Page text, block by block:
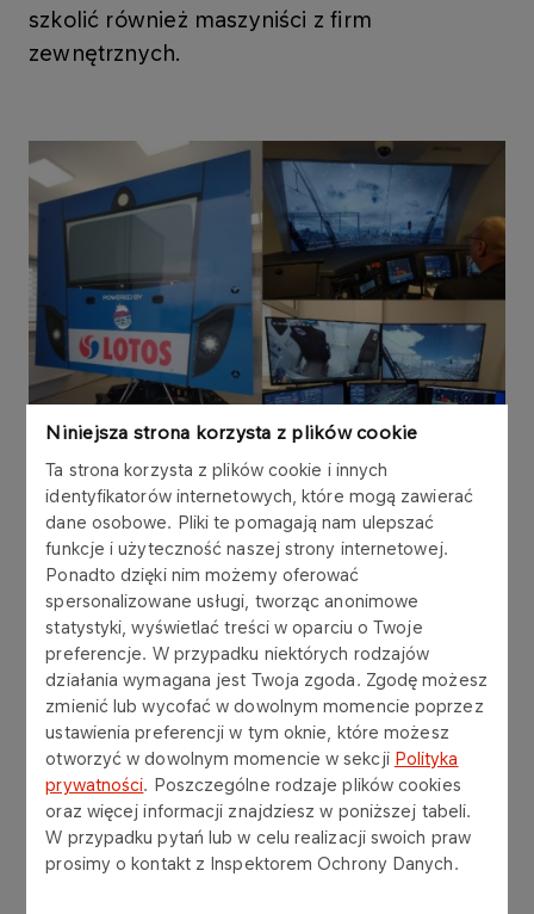
Niniejsza strona korzysta z plików cookie
Ta strona korzysta z plików cookie i innych
identyfikatorów internetowych, które mogą zawierać
dane osobowe. Pliki te pomagają nam ulepszać
funkcje i użyteczność naszej strony internetowej.
Ponadto dzięki nim możemy oferować
spersonalizowane usługi, tworząc anonimowe
statystyki, wyświetlać treści w oparciu o Twoje
preferencje. W przypadku niektórych rodzajów
działania wymagana jest Twoja zgoda. Zgodę możesz
zmienić lub wycofać w dowolnym momencie poprzez
ustawienia preferencji w tym oknie, które możesz
otworzyć w dowolnym momencie w sekcji Polityka
prywatności. Poszczególne rodzaje plików cookies
oraz więcej informacji znajdziesz w poniższej tabeli.
W przypadku pytań lub w celu realizacji swoich praw
prosimy o kontakt z Inspektorem Ochrony Danych.
szkolić również maszyniści z firm
zewnętrznych.
Nowoczesny symulator posiadany przez LOTOS
Kolej spełnia wszystkie wymagania prawa
polskiego i zalecenia Prezesa UTK oraz wiernie
odwzorowuje kabinę lokomotywy Dragon 2, którą
na co dzień eksploatuje spółka. Wyposażony jest
w pulpit maszynisty oraz we wszystkie urządzenia
sterujące, urządzenia bezpiecznej kontroli jazdy
pociągu, podzespoły i inne elementy wchodzące
w skład standardowego wyposażenia takiego
pulpitu. Ponadto kabina symulowanej lokomotywy
usytuowana jest na platformie ruchowej, dzięki
czemu osoba szkoląca się odnosi wrażenie
rzeczywistej jazdy lokomotywy. Symulator posiada